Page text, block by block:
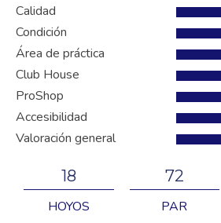
Calidad
Condición
Área de práctica
Club House
ProShop
Accesibilidad
Valoración general
18
HOYOS
72
PAR